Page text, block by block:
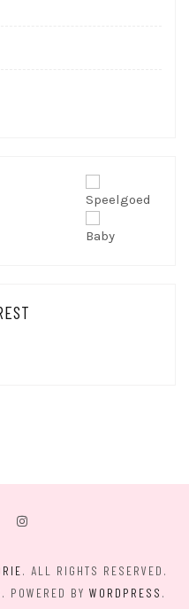
. ALL RIGHTS RESERVED.
. POWERED BY WORDPRESS .